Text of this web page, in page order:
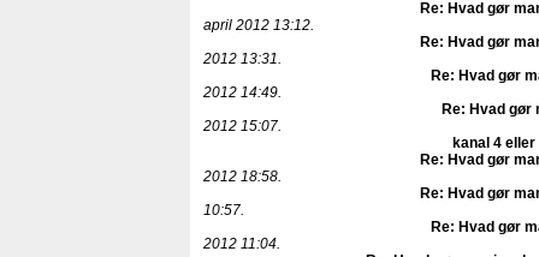
Re: Hvad gør
april 2012 13:12.
Re: Hvad gør
2012 13:31.
Re: Hvad gør
2012 14:49.
Re: Hvad gør
2012 15:07.
kanal 4 eller
Re: Hvad gør
2012 18:58.
Re: Hvad gør
10:57.
Re: Hvad gør
2012 11:04.